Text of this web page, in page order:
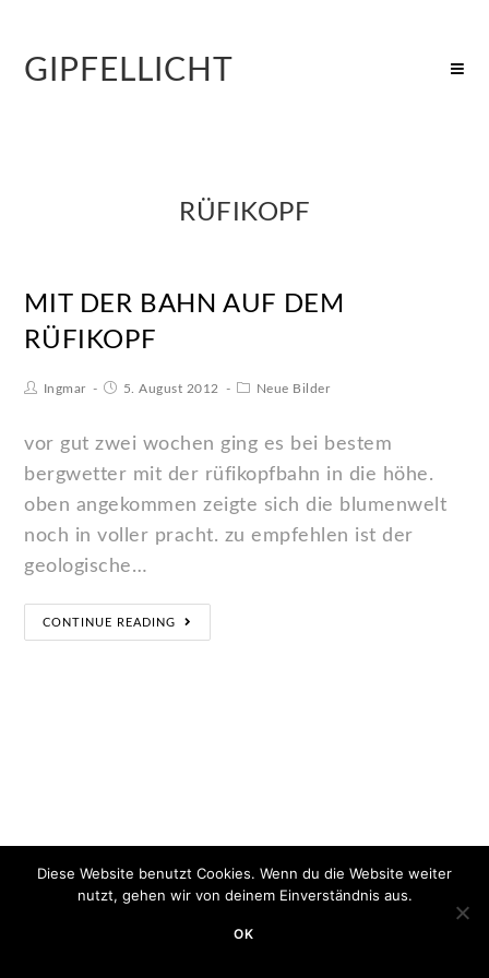
GIPFELLICHT
RÜFIKOPF
MIT DER BAHN AUF DEM
RÜFIKOPF
Ingmar 5. August 2012 Neue Bilder
vor gut zwei wochen ging es bei bestem
bergwetter mit der rüfikopfbahn in die höhe.
oben angekommen zeigte sich die blumenwelt
noch in voller pracht. zu empfehlen ist der
geologische…
CONTINUE READING
Copyright 2020 - Minimum
Diese Website benutzt Cookies. Wenn du die Website weiter
nutzt, gehen wir von deinem Einverständnis aus.
OK